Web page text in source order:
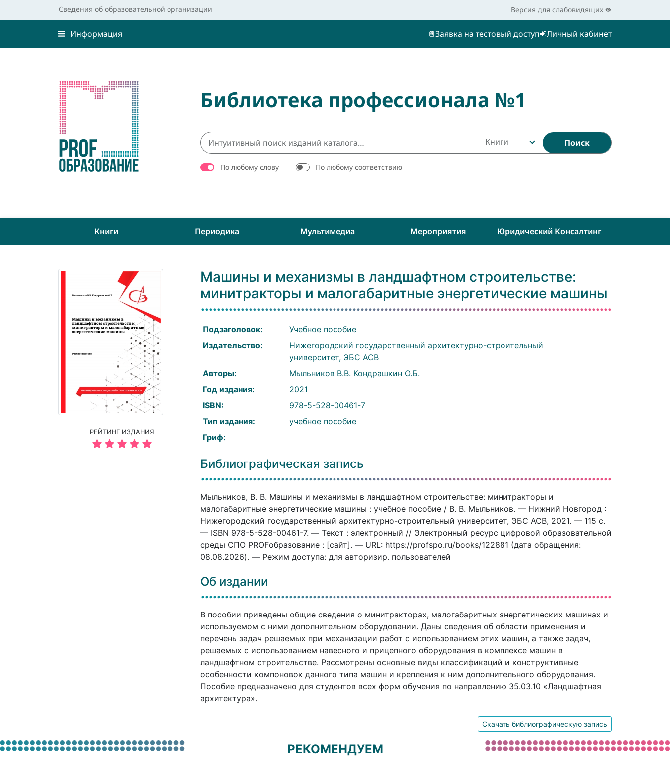
Сведения об образовательной организации Версия для слабовидящих
Информация Заявка на тестовый доступ Личный кабинет
Библиотека профессионала №1
Книги Поиск
По любому слову По любому соответствию
Книги Периодика Мультимедиа Мероприятия Юридический Консалтинг
РЕЙТИНГ ИЗДАНИЯ
Машины и механизмы в ландшафтном строительстве:
минитракторы и малогабаритные энергетические машины
Подзаголовок:
Учебное пособие
Издательство:
Нижегородский государственный архитектурно-строительный
университет, ЭБС АСВ
Авторы:
Мыльников В.В. Кондрашкин О.Б.
Год издания:
2021
ISBN:
978-5-528-00461-7
Тип издания:
учебное пособие
Гриф:
Библиографическая запись
Мыльников, В. В. Машины и механизмы в ландшафтном строительстве: минитракторы и
малогабаритные энергетические машины : учебное пособие / В. В. Мыльников. — Нижний Новгород :
Нижегородский государственный архитектурно-строительный университет, ЭБС АСВ, 2021. — 115 c.
— ISBN 978-5-528-00461-7. — Текст : электронный // Электронный ресурс цифровой образовательной
среды СПО PROFобразование : [сайт]. — URL: https://profspo.ru/books/122881 (дата обращения:
08.08.2026). — Режим доступа: для авторизир. пользователей
Об издании
В пособии приведены общие сведения о минитракторах, малогабаритных энергетических машинах и
используемом с ними дополнительном оборудовании. Даны сведения об области применения и
перечень задач решаемых при механизации работ с использованием этих машин, а также задач,
решаемых с использованием навесного и прицепного оборудования в комплексе машин в
ландшафтном строительстве. Рассмотрены основные виды классификаций и конструктивные
особенности компоновок данного типа машин и крепления к ним дополнительного оборудования.
Пособие предназначено для студентов всех форм обучения по направлению 35.03.10 «Ландшафтная
архитектура».
Скачать библиографическую запись
РЕКОМЕНДУЕМ